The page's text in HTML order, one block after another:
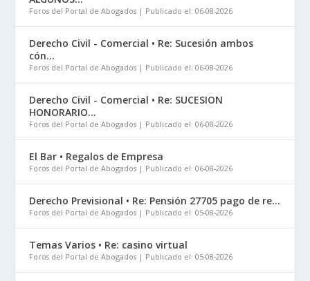
Foros del Portal de Abogados Publicado el: 06-08-2026
Derecho Civil - Comercial • Re: Sucesión ambos
cón...
Foros del Portal de Abogados Publicado el: 06-08-2026
Derecho Civil - Comercial • Re: SUCESION
HONORARIO...
Foros del Portal de Abogados Publicado el: 06-08-2026
El Bar • Regalos de Empresa
Foros del Portal de Abogados Publicado el: 06-08-2026
Derecho Previsional • Re: Pensión 27705 pago de re...
Foros del Portal de Abogados Publicado el: 05-08-2026
Temas Varios • Re: casino virtual
Foros del Portal de Abogados Publicado el: 05-08-2026